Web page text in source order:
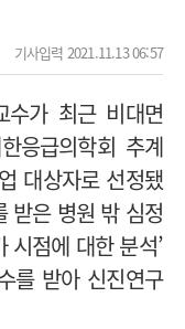
기사입력 2021.11.13 06:57
수가 최근 비대면
응급의학회 추계
대상자로 선정됐
받은 병원 밖 심정
시점에 대한 분석’
를 받아 신진연구